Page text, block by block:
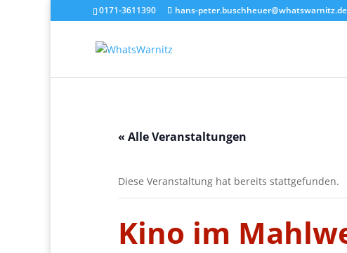
0171-3611390 hans-peter.buschheuer@whatswarnitz.de
« Alle Veranstaltungen
Diese Veranstaltung hat bereits stattgefunden.
Kino im